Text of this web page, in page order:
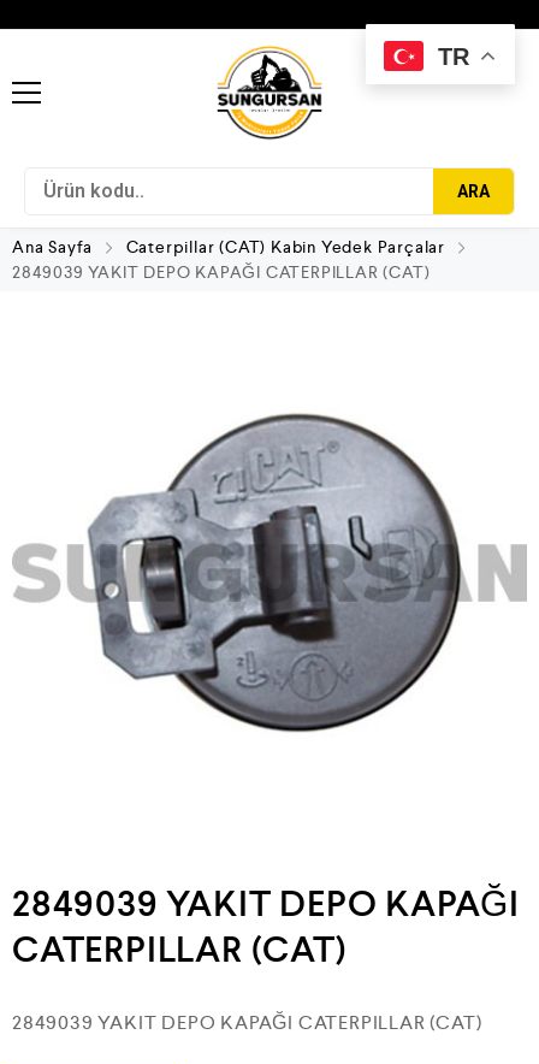
ARA
Ana Sayfa
Caterpillar (CAT) Kabin Yedek Parçalar
2849039 YAKIT DEPO KAPAĞI CATERPILLAR (CAT)
2849039 YAKIT DEPO KAPAĞI
CATERPILLAR (CAT)
2849039 YAKIT DEPO KAPAĞI CATERPILLAR (CAT)
TR